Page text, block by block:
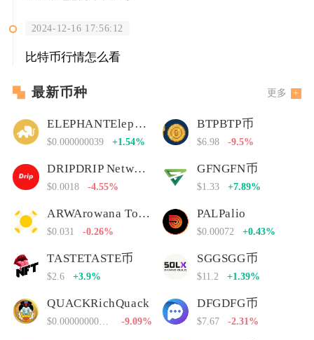
2024-12-16 17:56:12
比特币行情怎么看
最新币种 更多
ELEPHANTElephant Money
$0.000000039 +1.54%
BTPBTP币
$6.98 -9.5%
DRIPDRIP Network
$0.0018 -4.55%
GFNGFN币
$1.33 +7.89%
ARWArowana Token
$0.031 -0.26%
PALPalio
$0.00072 +0.43%
TASTETASTE币
$2.6 +3.9%
SGGSGG币
$11.2 +1.39%
QUACKRichQuack
-9.09%
DFGDFG币
$7.67 -2.31%